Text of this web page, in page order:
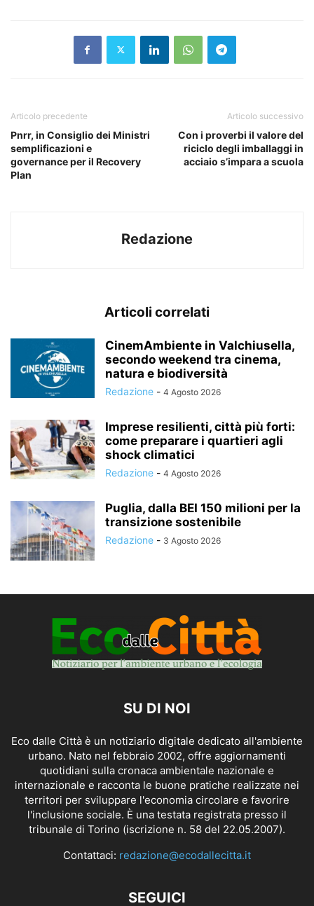
Articolo precedente
Pnrr, in Consiglio dei Ministri
semplificazioni e
governance per il Recovery
Plan
Articolo successivo
Con i proverbi il valore del
riciclo degli imballaggi in
acciaio s’impara a scuola
Redazione
Articoli correlati
CinemAmbiente in Valchiusella,
secondo weekend tra cinema,
natura e biodiversità
Redazione - 4 Agosto 2026
Imprese resilienti, città più forti:
come preparare i quartieri agli
shock climatici
Redazione - 4 Agosto 2026
Puglia, dalla BEI 150 milioni per la
transizione sostenibile
Redazione - 3 Agosto 2026
SU DI NOI
Eco dalle Città è un notiziario digitale dedicato all'ambiente
urbano. Nato nel febbraio 2002, offre aggiornamenti
quotidiani sulla cronaca ambientale nazionale e
internazionale e racconta le buone pratiche realizzate nei
territori per sviluppare l'economia circolare e favorire
l'inclusione sociale. È una testata registrata presso il
tribunale di Torino (iscrizione n. 58 del 22.05.2007).
Contattaci: redazione@ecodallecitta.it
SEGUICI